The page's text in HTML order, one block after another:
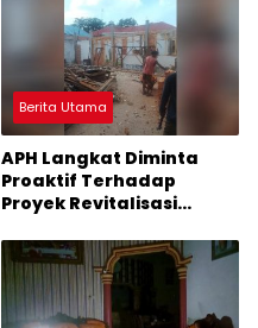
Berita Utama
APH Langkat Diminta
Proaktif Terhadap
Proyek Revitalisasi